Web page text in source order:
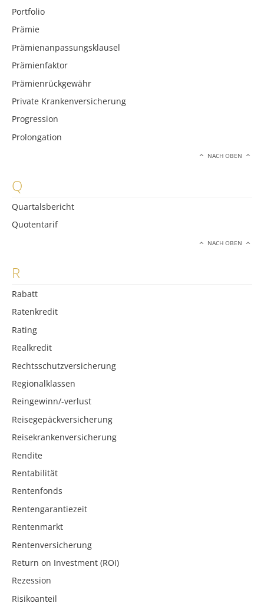
Portfolio
Prämie
Prämienanpassungsklausel
Prämienfaktor
Prämienrückgewähr
Private Krankenversicherung
Progression
Prolongation
NACH OBEN
Q
Quartalsbericht
Quotentarif
NACH OBEN
R
Rabatt
Ratenkredit
Rating
Realkredit
Rechtsschutzversicherung
Regionalklassen
Reingewinn/-verlust
Reisegepäckversicherung
Reisekrankenversicherung
Rendite
Rentabilität
Rentenfonds
Rentengarantiezeit
Rentenmarkt
Rentenversicherung
Return on Investment (ROI)
Rezession
Risikoanteil